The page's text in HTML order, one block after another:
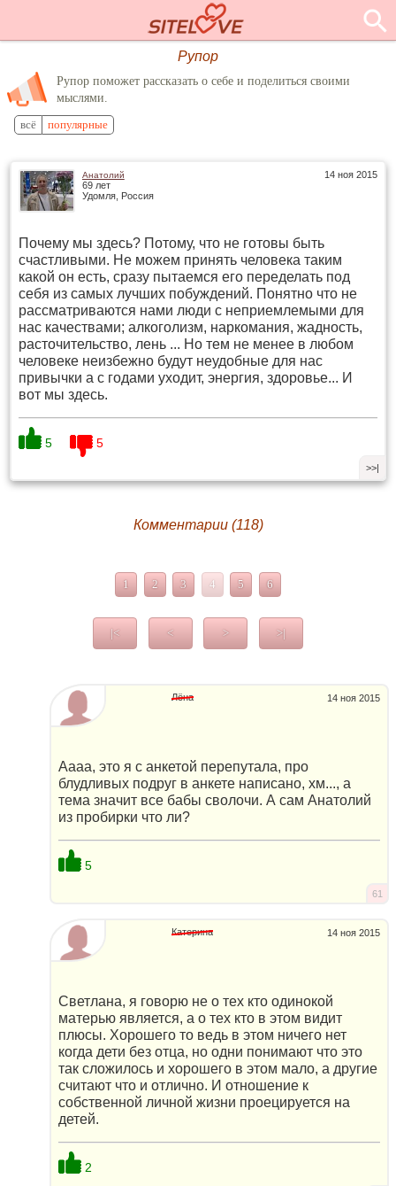
Рупор
Рупор поможет рассказать о себе и поделиться своими
мыслями.
всё популярные
14 ноя 2015
Анатолий
69 лет
Удомля, Россия
Почему мы здесь? Потому, что не готовы быть
счастливыми. Не можем принять человека таким
какой он есть, сразу пытаемся его переделать под
себя из самых лучших побуждений. Понятно что не
рассматриваются нами люди с неприемлемыми для
нас качествами; алкоголизм, наркомания, жадность,
расточительство, лень ... Но тем не менее в любом
человеке неизбежно будут неудобные для нас
привычки а с годами уходит, энергия, здоровье... И
вот мы здесь.
5 5
>>|
Комментарии (118)
1 2 3 4 5 6
|< < > >|
14 ноя 2015
Лёна
Аааа, это я с анкетой перепутала, про
блудливых подруг в анкете написано, хм..., а
тема значит все бабы сволочи. А сам Анатолий
из пробирки что ли?
5
61
14 ноя 2015
Катерина
Светлана, я говорю не о тех кто одинокой
матерью является, а о тех кто в этом видит
плюсы. Хорошего то ведь в этом ничего нет
когда дети без отца, но одни понимают что это
так сложилось и хорошего в этом мало, а другие
считают что и отлично. И отношение к
собственной личной жизни проецируется на
детей.
2